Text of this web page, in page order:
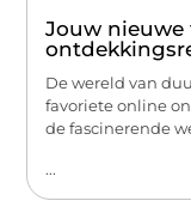
Jouw nieuwe
De wereld van
favoriete online
de fascinerende
...